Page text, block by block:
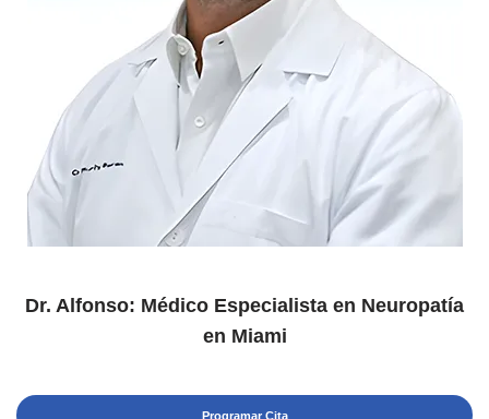
Dr. Alfonso: Médico Especialista en Neuropatía
en Miami
Programar Cita